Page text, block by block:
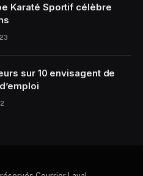
Karaté Sportif célèbre
sur 10 envisagent de